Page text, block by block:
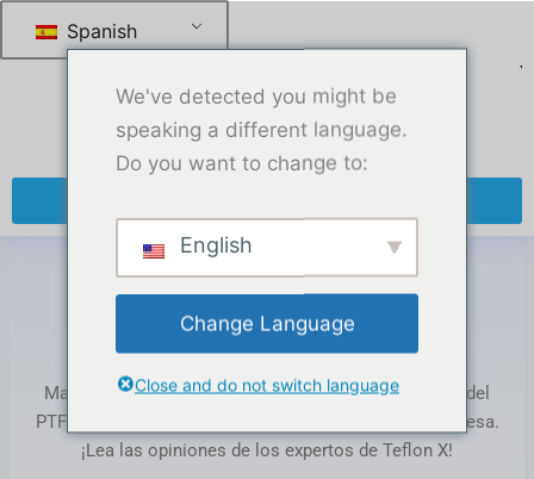
Spanish
Etiqueta: Fuel System Benefits
Manténgase al día con las tendencias de la industria del
PTFE, consejos sobre productos y noticias de la empresa.
¡Lea las opiniones de los expertos de Teflon X!
We've detected you might be
speaking a different language.
Do you want to change to:
English
Change Language
Close and do not switch language